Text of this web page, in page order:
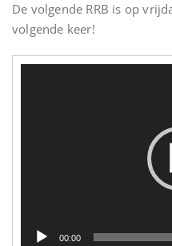
De volgende RRB is op
volgende keer!
00:00